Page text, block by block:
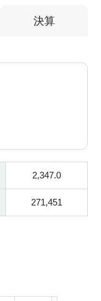
決算
2,347.0
271,451